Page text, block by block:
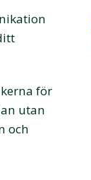
för
utan
och